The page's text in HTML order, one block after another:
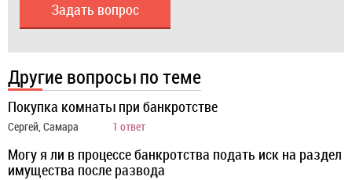
Задать вопрос
Другие вопросы по теме
Покупка комнаты при банкротстве
Сергей, Самара 1 ответ
Могу я ли в процессе банкротства подать иск на раздел
имущества после развода